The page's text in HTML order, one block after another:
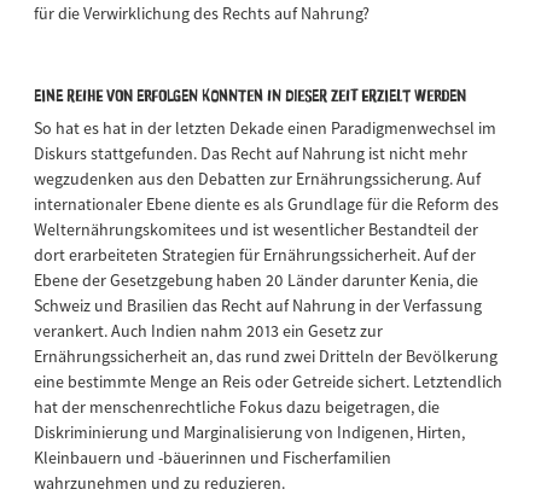
für die Verwirklichung des Rechts auf Nahrung?
Eine Reihe von Erfolgen konnten in dieser Zeit erzielt werden
So hat es hat in der letzten Dekade einen Paradigmenwechsel im
Diskurs stattgefunden. Das Recht auf Nahrung ist nicht mehr
wegzudenken aus den Debatten zur Ernährungssicherung. Auf
internationaler Ebene diente es als Grundlage für die Reform des
Welternährungskomitees und ist wesentlicher Bestandteil der
dort erarbeiteten Strategien für Ernährungssicherheit. Auf der
Ebene der Gesetzgebung haben 20 Länder darunter Kenia, die
Schweiz und Brasilien das Recht auf Nahrung in der Verfassung
verankert. Auch Indien nahm 2013 ein Gesetz zur
Ernährungssicherheit an, das rund zwei Dritteln der Bevölkerung
eine bestimmte Menge an Reis oder Getreide sichert. Letztendlich
hat der menschenrechtliche Fokus dazu beigetragen, die
Diskriminierung und Marginalisierung von Indigenen, Hirten,
Kleinbauern und -bäuerinnen und Fischerfamilien
wahrzunehmen und zu reduzieren.